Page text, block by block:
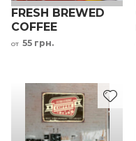
FRESH BREWED
COFFEE
металлическая
красный
от 55 грн.